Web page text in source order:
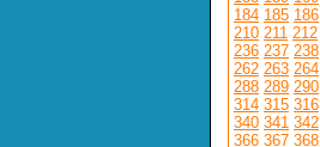
184 185 186
210 211 212
236 237 238
262 263 264
288 289 290
314 315 316
340 341 342
366 367 368